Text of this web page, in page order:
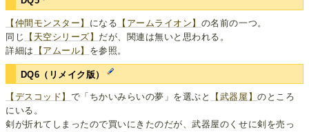
【仲間モンスター】 になる 【アームライオン】 の名前の一つ。
同じ
【天空シリーズ】 だが、関連は無いと思われる。
詳細は
【アムール】 を参照。
DQ6（リメイク版）
【デスコッド】 で「ちかいみらいの夢」を選ぶと 【武器屋】のところ
にいる。
剣が折れてしまったので買いにきたのだが、武器屋のくせに剣を売っ